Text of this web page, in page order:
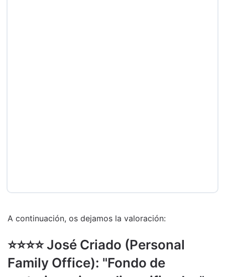
A continuación, os dejamos la valoración:
⭐️⭐️⭐️⭐️ José Criado (Personal
Family Office): "Fondo de